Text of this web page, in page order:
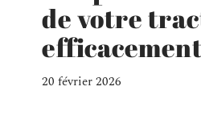
de votre
20 février 2026